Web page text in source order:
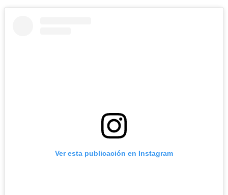
Ver esta publicación en Instagram